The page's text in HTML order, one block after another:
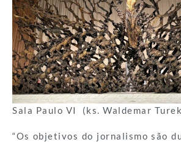
Sala Paulo VI (ks. Waldemar
“Os objetivos do jornalismo são